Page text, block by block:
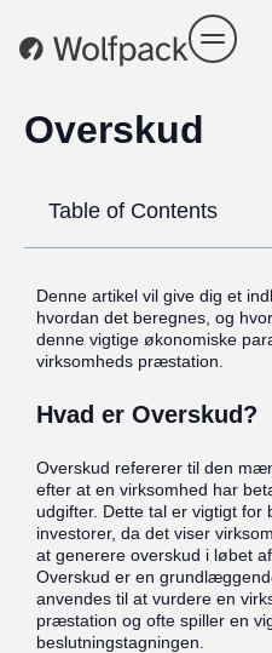
Overskud
Table of Contents
Denne artikel vil give dig et
hvordan det beregnes, og
denne vigtige økonomiske
virksomheds præstation.
Hvad er Overskud?
Overskud refererer til den
efter at en virksomhed har
udgifter. Dette tal er vigtigt for
investorer, da det viser
at generere overskud i løbet
Overskud er en
anvendes til at vurdere en
præstation og ofte spiller en
beslutningstagningen.